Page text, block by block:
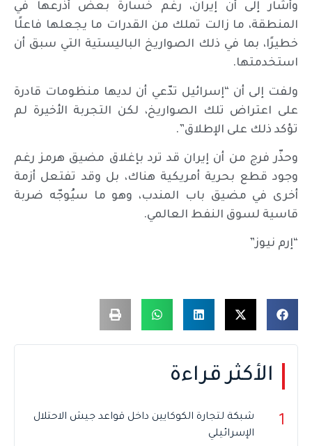
وأشار إلى أن إيران، رغم خسارة بعض أذرعها في
المنطقة، ما زالت تملك من القدرات ما يجعلها فاعلًا
خطيرًا، بما في ذلك الصواريخ الباليستية التي سبق أن
استخدمتها.
ولفت إلى أن “إسرائيل تدّعي أن لديها منظومات قادرة
على اعتراض تلك الصواريخ، لكن التجربة الأخيرة لم
تؤكد ذلك على الإطلاق”.
وحذّر فرج من أن إيران قد ترد بإغلاق مضيق هرمز رغم
وجود قطع بحرية أمريكية هناك، بل وقد تفتعل أزمة
أخرى في مضيق باب المندب، وهو ما سيُوجّه ضربة
قاسية لسوق النفط العالمي.
“إرم نيوز”
الأكثر قراءة
1
شبكة لتجارة الكوكايين داخل قواعد جيش الاحتلال
الإسرائيلي